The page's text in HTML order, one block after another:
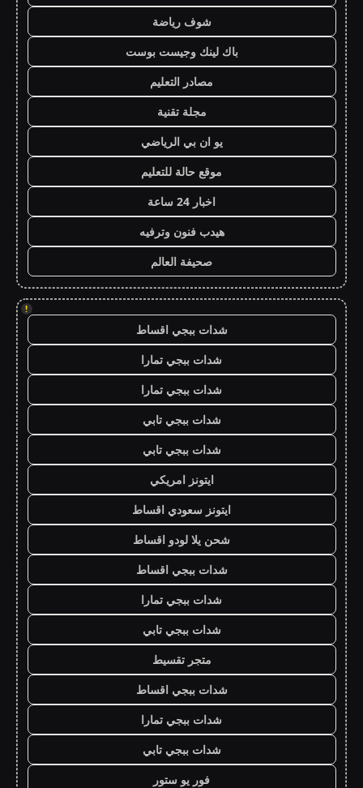
شوف رياضة
باك لينك وجيست بوست
مصادر التعليم
مجلة تقنية
يو ان بي الرياضي
موقع حالة للتعليم
اخبار 24 ساعة
هيدب فنون وترفيه
صحيفة العالم
!
شدات ببجي اقساط
شدات ببجي تمارا
شدات ببجي تمارا
شدات ببجي تابي
شدات ببجي تابي
ايتونز امريكي
ايتونز سعودي اقساط
شحن يلا لودو اقساط
شدات ببجي اقساط
شدات ببجي تمارا
شدات ببجي تابي
متجر تقسيط
شدات ببجي اقساط
شدات ببجي تمارا
شدات ببجي تابي
فور يو ستور